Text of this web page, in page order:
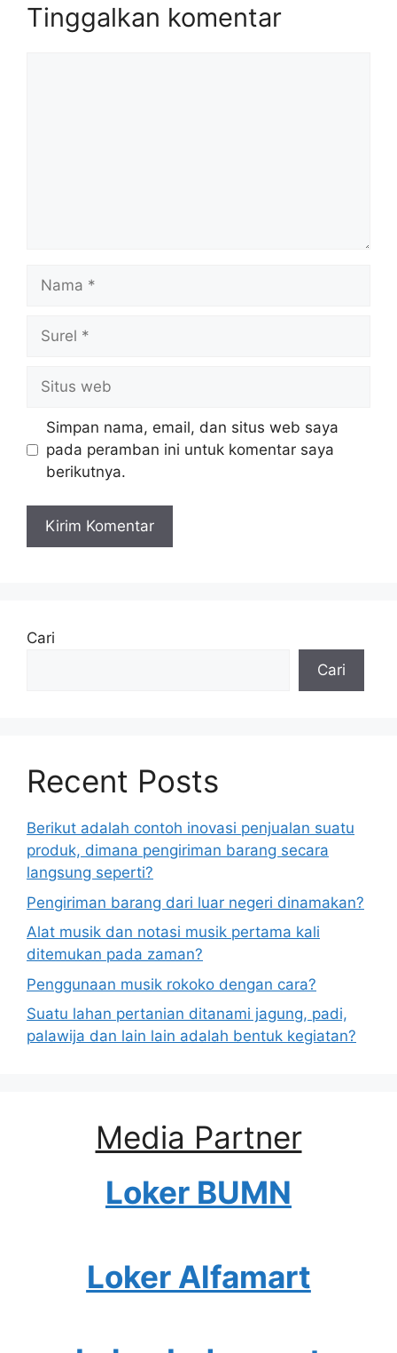
Tinggalkan komentar
web
Simpan nama, email, dan situs web saya
pada peramban ini untuk komentar saya
berikutnya.
Cari
Cari
Recent Posts
Berikut adalah contoh inovasi penjualan suatu
produk, dimana pengiriman barang secara
langsung seperti?
Pengiriman barang dari luar negeri dinamakan?
Alat musik dan notasi musik pertama kali
ditemukan pada zaman?
Penggunaan musik rokoko dengan cara?
Suatu lahan pertanian ditanami jagung, padi,
palawija dan lain lain adalah bentuk kegiatan?
Media Partner
Loker BUMN
Loker Alfamart